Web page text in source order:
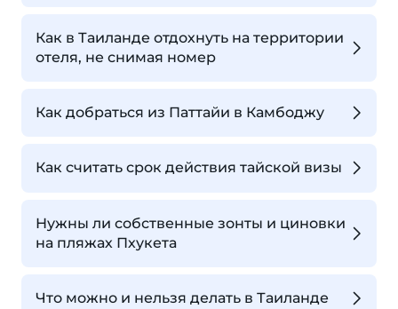
Как в Таиланде отдохнуть на территории
отеля, не снимая номер
Как добраться из Паттайи в Камбоджу
Как считать срок действия тайской визы
Нужны ли собственные зонты и циновки
на пляжах Пхукета
Что можно и нельзя делать в Таиланде